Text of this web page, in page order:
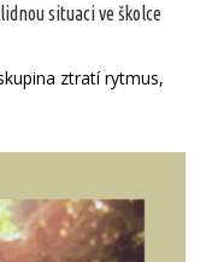
situaci ve školce
ztratí rytmus,